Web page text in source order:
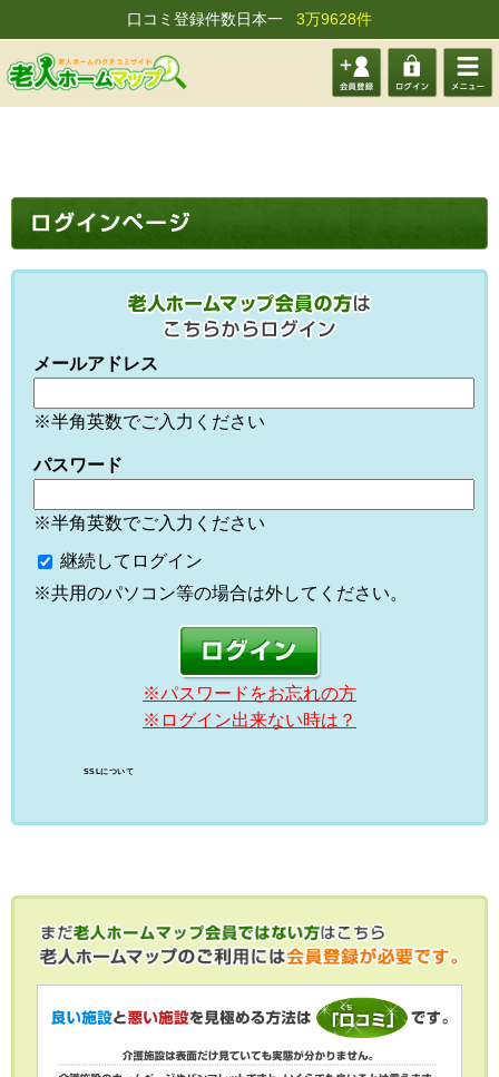
口コミ登録件数日本一 3万9628件
会員登 ログイ メニュ
メールアドレス
※半角英数でご入力ください
パスワード
※半角英数でご入力ください
継続してログイン
※共用のパソコン等の場合は外してください。
※パスワードをお忘れの方
※ログイン出来ない時は？
SSLについて